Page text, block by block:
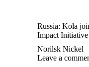
Russia: Kola
Impact Initiative
Norilsk Nickel
Leave a